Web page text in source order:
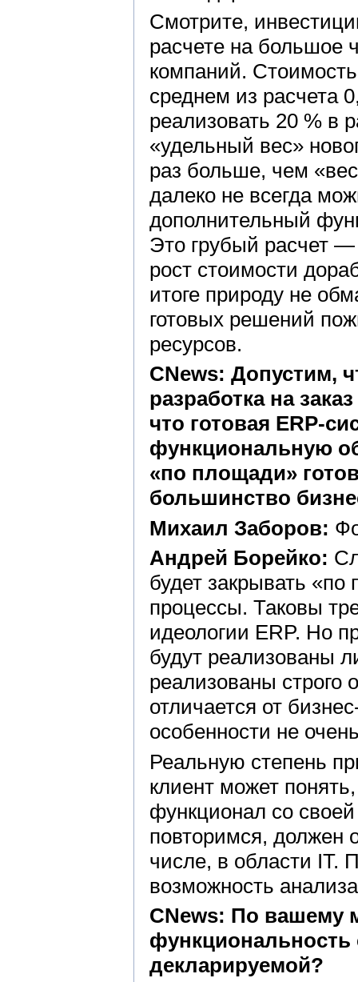
Смотрите,
расчете на большое
компаний.
среднем из расчета
реализовать 20 % в
«удельный вес»
раз больше, чем
далеко не всегда
дополнительный
Это грубый расчет —
рост стоимости
итоге природу не
готовых решений
ресурсов.
CNews: Допустим,
разработка на
что готовая ERP-
функциональную
«по площади»
большинство
Михаил Заборов:
Андрей Борейко:
будет закрывать
процессы. Таковы
идеологии ERP. Но
будут реализованы
реализованы строго
отличается от
особенности не
Реальную степень
клиент может
функционал со
повторимся, должен
числе, в области IT.
возможность
CNews: По вашему
функциональность
декларируемой?